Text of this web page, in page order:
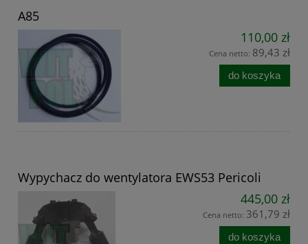
A85
110,00 zł
Cena netto: 89,43 zł
do koszyka
Wypychacz do wentylatora EWS53 Pericoli
445,00 zł
Cena netto: 361,79 zł
do koszyka